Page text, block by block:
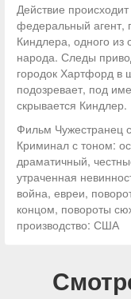
Действие
федеральный агент,
Киндлера, одного из
народа. Следы
городок Хартфорд в
подозревает, под
скрывается Киндлер.
Фильм Чужестранец
Криминал с тоном:
драматичный,
утраченная
война, евреи,
концом, повороты
производство: США